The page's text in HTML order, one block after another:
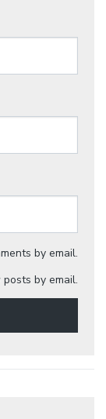
by email.
by email.